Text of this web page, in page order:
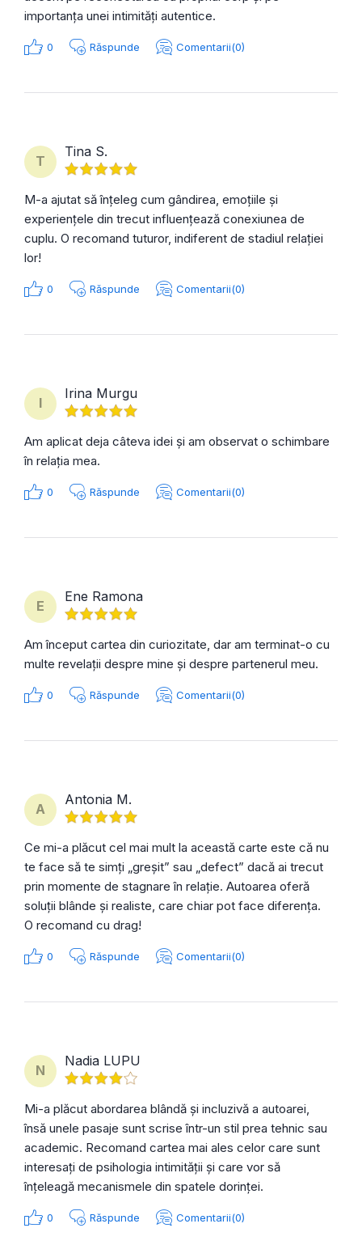
importanța unei intimități autentice.
0 Răspunde Comentarii(0)
T
Tina S.
M-a ajutat să înțeleg cum gândirea, emoțiile și
experiențele din trecut influențează conexiunea de
cuplu. O recomand tuturor, indiferent de stadiul relației
lor!
0 Răspunde Comentarii(0)
I
Irina Murgu
Am aplicat deja câteva idei și am observat o schimbare
în relația mea.
0 Răspunde Comentarii(0)
E
Ene Ramona
Am început cartea din curiozitate, dar am terminat-o cu
multe revelații despre mine și despre partenerul meu.
0 Răspunde Comentarii(0)
A
Antonia M.
Ce mi-a plăcut cel mai mult la această carte este că nu
te face să te simți „greșit” sau „defect” dacă ai trecut
prin momente de stagnare în relație. Autoarea oferă
soluții blânde și realiste, care chiar pot face diferența.
O recomand cu drag!
0 Răspunde Comentarii(0)
N
Nadia LUPU
Mi-a plăcut abordarea blândă și incluzivă a autoarei,
însă unele pasaje sunt scrise într-un stil prea tehnic sau
academic. Recomand cartea mai ales celor care sunt
interesați de psihologia intimității și care vor să
înțeleagă mecanismele din spatele dorinței.
0 Răspunde Comentarii(0)